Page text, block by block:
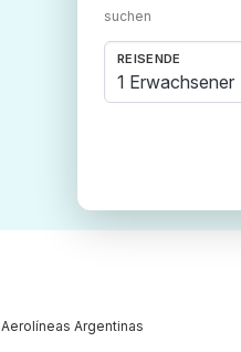
suchen
REISENDE
1 Erwachsener
Aerolíneas Argentinas